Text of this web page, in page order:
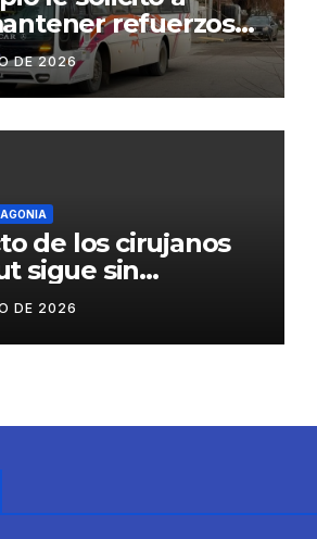
refuerzos
y servicios
DE 2026
de los cirujanos
sigue sin
DE 2026